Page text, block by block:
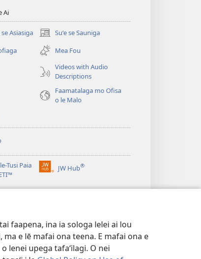
faapena, ina ia sologa lelei ai lou
e lē mafai ona teena. E mafai ona e
lenei upega tafaʻilagi. O nei
Ai
Asiasiga Suʻe se Sauniga
(tatala
se
isi
polokalame)
Mea Fou
Videos with Audio
Descriptions
Faamatalaga mo Ofisa
o le Malo
Tusi Paia
JW Hub®
(tatala
isi